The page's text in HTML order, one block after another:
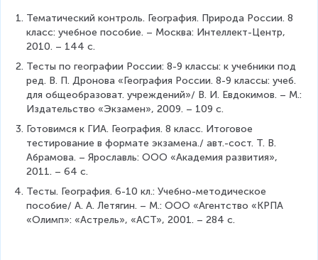
Тематический контроль. География. Природа России. 8
класс: учебное пособие. – Москва: Интеллект-Центр,
2010. – 144 с.
Тесты по географии России: 8-9 классы: к учебники под
ред. В. П. Дронова «География России. 8-9 классы: учеб.
для общеобразоват. учреждений»/ В. И. Евдокимов. – М.:
Издательство «Экзамен», 2009. – 109 с.
Готовимся к ГИА. География. 8 класс. Итоговое
тестирование в формате экзамена./ авт.-сост. Т. В.
Абрамова. – Ярославль: ООО «Академия развития»,
2011. – 64 с.
Тесты. География. 6-10 кл.: Учебно-методическое
пособие/ А. А. Летягин. – М.: ООО «Агентство «КРПА
«Олимп»: «Астрель», «АСТ», 2001. – 284 с.